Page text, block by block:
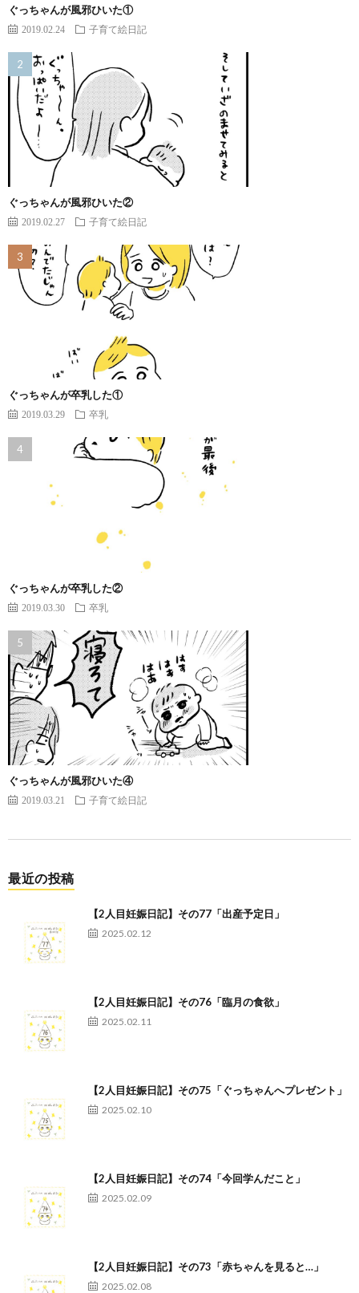
ぐっちゃんが風邪ひいた①
2019.02.24 子育て絵日記
ぐっちゃんが風邪ひいた②
2019.02.27 子育て絵日記
ぐっちゃんが卒乳した①
2019.03.29 卒乳
ぐっちゃんが卒乳した②
2019.03.30 卒乳
ぐっちゃんが風邪ひいた④
2019.03.21 子育て絵日記
最近の投稿
【2人目妊娠日記】その77「出産予定日」
2025.02.12
【2人目妊娠日記】その76「臨月の食欲」
2025.02.11
【2人目妊娠日記】その75「ぐっちゃんへプレゼント」
2025.02.10
【2人目妊娠日記】その74「今回学んだこと」
2025.02.09
【2人目妊娠日記】その73「赤ちゃんを見ると…」
2025.02.08